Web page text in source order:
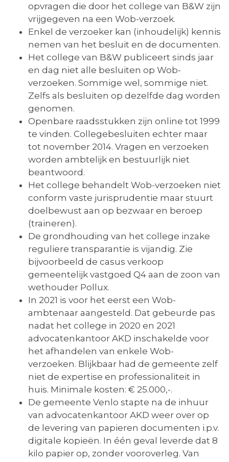
opvragen die door het college van B&W zijn
vrijgegeven na een Wob-verzoek.
Enkel de verzoeker kan (inhoudelijk) kennis
nemen van het besluit en de documenten.
Het college van B&W publiceert sinds jaar
en dag niet alle besluiten op Wob-
verzoeken. Sommige wel, sommige niet.
Zelfs als besluiten op dezelfde dag worden
genomen.
Openbare raadsstukken zijn online tot 1999
te vinden. Collegebesluiten echter maar
tot november 2014. Vragen en verzoeken
worden ambtelijk en bestuurlijk niet
beantwoord.
Het college behandelt Wob-verzoeken niet
conform vaste jurisprudentie maar stuurt
doelbewust aan op bezwaar en beroep
(traineren).
De grondhouding van het college inzake
reguliere transparantie is vijandig. Zie
bijvoorbeeld de casus verkoop
gemeentelijk vastgoed Q4 aan de zoon van
wethouder Pollux.
In 2021 is voor het eerst een Wob-
ambtenaar aangesteld. Dat gebeurde pas
nadat het college in 2020 en 2021
advocatenkantoor AKD inschakelde voor
het afhandelen van enkele Wob-
verzoeken. Blijkbaar had de gemeente zelf
niet de expertise en professionaliteit in
huis. Minimale kosten: € 25.000,-.
De gemeente Venlo stapte na de inhuur
van advocatenkantoor AKD weer over op
de levering van papieren documenten i.p.v.
digitale kopieën. In één geval leverde dat 8
kilo papier op, zonder vooroverleg. Van